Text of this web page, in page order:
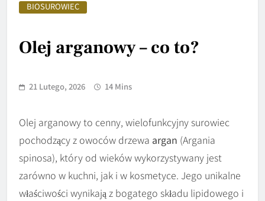
BIOSUROWIEC
Olej arganowy – co to?
21 Lutego, 2026 14 Mins
Olej arganowy to cenny, wielofunkcyjny surowiec
pochodzący z owoców drzewa argan (Argania
spinosa), który od wieków wykorzystywany jest
zarówno w kuchni, jak i w kosmetyce. Jego unikalne
właściwości wynikają z bogatego składu lipidowego i